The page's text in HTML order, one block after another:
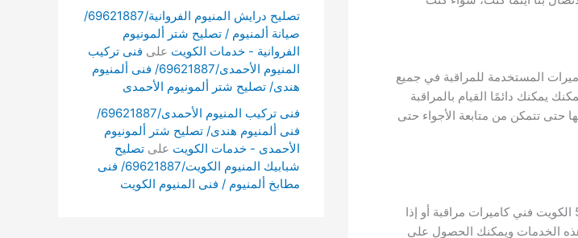
المستخدمة للمراقبة في جميع
يمكنك دائمًا القيام بالمراقبة
حتى تتمكن من متابعة الأجواء حتى
تقدم شركات كاميرات المراقبة جميع الخدمات صيانة كاميرات المراقبة / 51226224 الكويت فني كاميرات مراقبة أو إذا
الخدمات ويمكنك الحصول على
تصليح درايش المنيوم الفروانية/69621887/
صيانة ألمنيوم / تصليح شتر ألمونيوم
الفروانية - خدمات الكويت على فنى تركيب
المنيوم الأحمدى/69621887/ فنى ألمنيوم
هندى/ تصليح شتر ألمونيوم الأحمدى
فنى تركيب المنيوم الأحمدى/69621887/
فنى ألمنيوم هندى/ تصليح شتر ألمونيوم
الأحمدى - خدمات الكويت على تصليح
شبابيك المنيوم الكويت/69621887/ فنى
مطابخ ألمنيوم / فنى المنيوم الكويت